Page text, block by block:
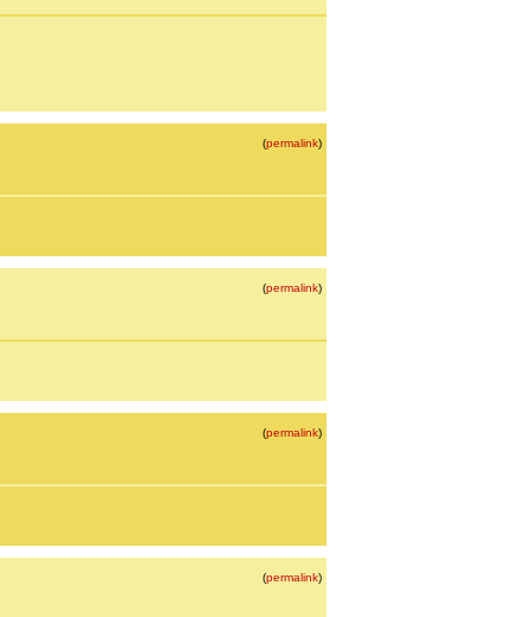
(permalink)
(permalink)
(permalink)
(permalink)